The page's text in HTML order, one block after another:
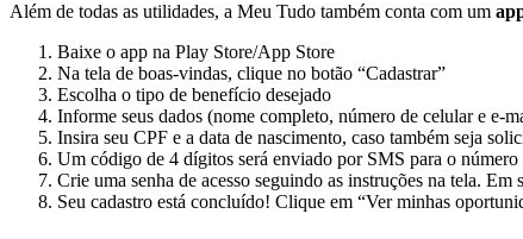
Além de todas as utilidades, a Meu Tudo também conta com um
Baixe o app na Play Store/App Store
Na tela de boas-vindas, clique no botão “Cadastrar”
Escolha o tipo de benefício desejado
Informe seus dados (nome completo, número de celular e e-
Insira seu CPF e a data de nascimento, caso também seja
Um código de 4 dígitos será enviado por SMS para o
Crie uma senha de acesso seguindo as instruções na tela.
Seu cadastro está concluído! Clique em “Ver minhas